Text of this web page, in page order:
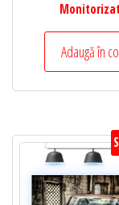
Adaugă în